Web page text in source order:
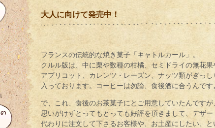
大人に向けて発売中！
フランスの伝統的な焼き菓子「キャトルカール」。
クルル版は、中に栗や数種の柑橘、セミドライの無花果
アプリコット、カレンツ・レーズン、ナッツ類がぎっし
入っております。コーヒーは勿論、食後酒に合うんです
で、これ、食後のお茶菓子にとご用意していたんですが
思いがけずとってもとっても好評を頂きまして、デザー
代わりに注文して下さるお客様や、お土産にしたい、と